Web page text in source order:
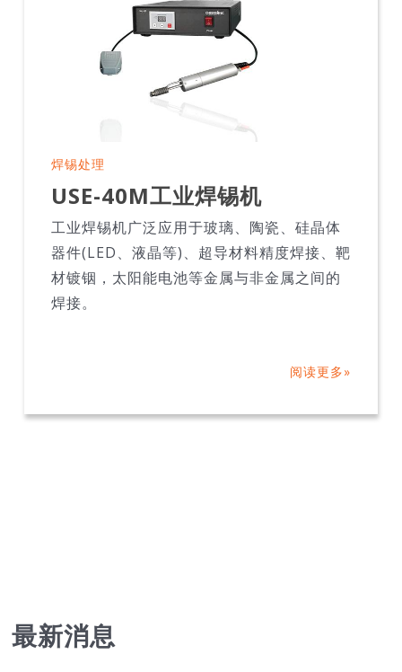
焊锡处理
USE-40M工业焊锡机
工业焊锡机广泛应用于玻璃、陶瓷、硅晶体
器件(LED、液晶等)、超导材料精度焊接、靶
材镀铟，太阳能电池等金属与非金属之间的
焊接。
阅读更多»
最新消息